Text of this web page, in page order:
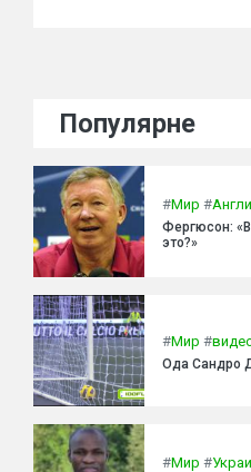
Популярне
#Мир #
Фергюсон:
это?»
#Мир #
Ода Сандро
#Мир #